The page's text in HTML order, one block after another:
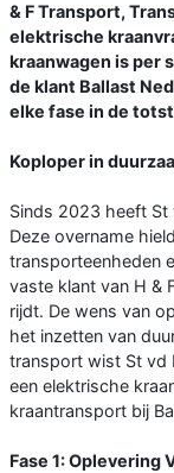
& F Transport,
elektrische
kraanwagen is per
de klant Ballast
elke fase in de
Koploper in
Sinds 2023 heeft St
Deze overname
transporteenheden
vaste klant van H &
rijdt. De wens van
het inzetten van
transport wist St vd
een elektrische
kraantransport bij
Fase 1: Oplevering